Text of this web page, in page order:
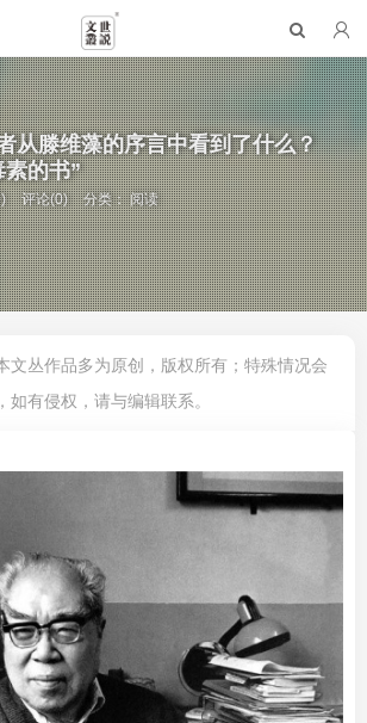
从滕维藻的序言中看到了什么？
的书”
评论(0) 分类：阅读
文丛作品多为原创，版权所有；特殊情况会
如有侵权，请与编辑联系。